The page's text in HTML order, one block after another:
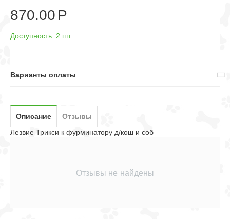
870.00 Р
Доступность: 2 шт.
Варианты оплаты
Описание
Отзывы
Лезвие Трикси к фурминатору д/кош и соб
Отзывы не найдены